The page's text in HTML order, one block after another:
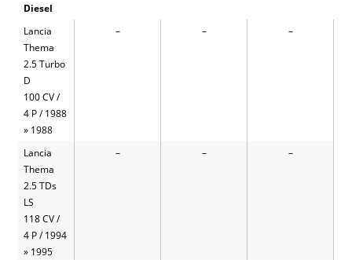
Diesel
Lancia
Thema
2.5 Turbo
D
100 CV /
4 P / 1988
» 1988
– – –
Lancia
Thema
2.5 TDs
LS
118 CV /
4 P / 1994
» 1995
– – –